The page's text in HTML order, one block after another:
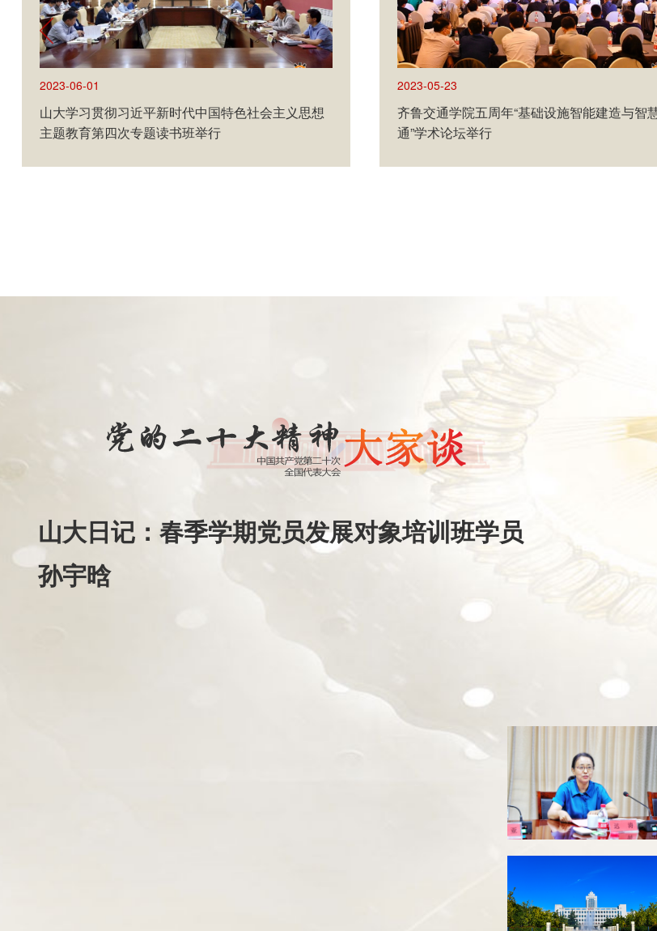
2023-05-23
齐鲁交通学院五周年“基础设施智能建造与智慧交
通”学术论坛举行
2023-05-23
中共山东大学审计委员会召开第四次全体会议
山大日记：春季学期党员发展对象培训班学员
孙宇晗